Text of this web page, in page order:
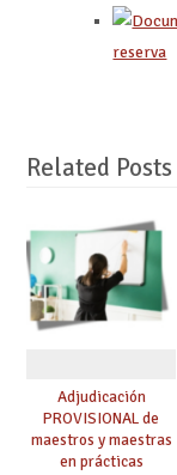
reserva
Related Posts
Adjudicación
PROVISIONAL de
maestros y maestras
en prácticas